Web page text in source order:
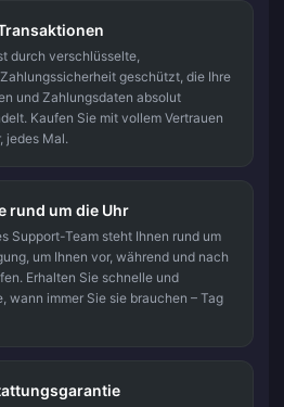
durch verschlüsselte,
geschützt, die Ihre
und Zahlungsdaten absolut
Kaufen Sie mit vollem Vertrauen
jedes Mal.
rund um die Uhr
Support-Team steht Ihnen rund um
um Ihnen vor, während und nach
Erhalten Sie schnelle und
wann immer Sie sie brauchen – Tag